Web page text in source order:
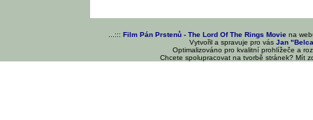
...::: Film Pán Prstenů - The Lord Of The Rings Movie na
Vytvořil a spravuje pro vásJan
Optimalizováno pro kvalitní prohlížeče a
Chcete spolupracovat na tvorbě stránek? Mít